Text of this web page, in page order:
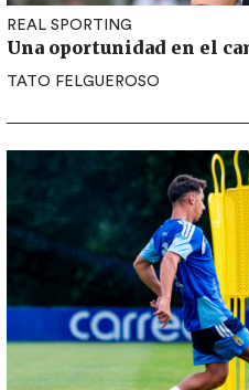
REAL SPORTING
Una oportunidad en el
TATO FELGUEROSO